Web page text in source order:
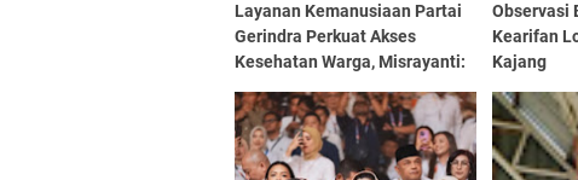
Layanan Kemanusiaan Partai
Gerindra Perkuat Akses
Kesehatan Warga, Misrayanti:
Aspirasi
Observasi
Kearifan
Kajang